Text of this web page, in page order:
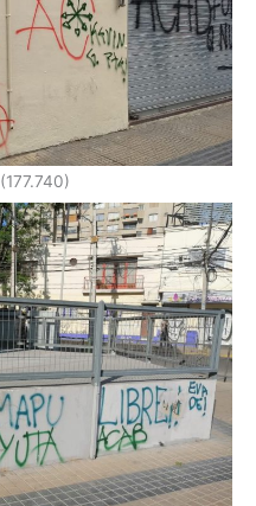
(177.740)